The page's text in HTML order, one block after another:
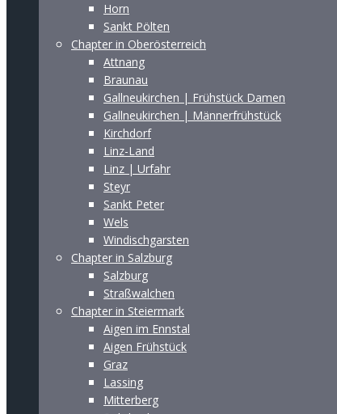
Horn
Sankt Pölten
Chapter in Oberösterreich
Attnang
Braunau
Gallneukirchen | Frühstück Damen
Gallneukirchen | Männerfrühstück
Kirchdorf
Linz-Land
Linz | Urfahr
Steyr
Sankt Peter
Wels
Windischgarsten
Chapter in Salzburg
Salzburg
Straßwalchen
Chapter in Steiermark
Aigen im Ennstal
Aigen Frühstück
Graz
Lassing
Mitterberg